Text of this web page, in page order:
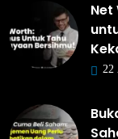
Net
22